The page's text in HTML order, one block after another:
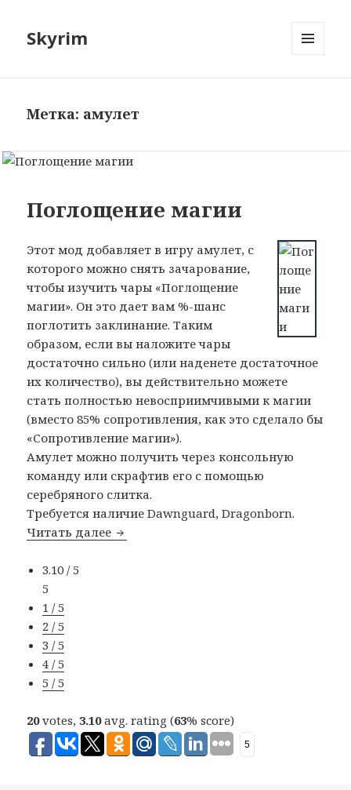
Skyrim
Метка: амулет
Поглощение магии
Этот мод добавляет в игру амулет, с
которого можно снять зачарование,
чтобы изучить чары «Поглощение
магии». Он это дает вам %-шанс
поглотить заклинание. Таким
образом, если вы наложите чары
достаточно сильно (или наденете достаточное
их количество), вы действительно можете
стать полностью невосприимчивыми к магии
(вместо 85% сопротивления, как это сделало бы
«Сопротивление магии»).
Амулет можно получить через консольную
команду или скрафтив его с помощью
серебряного слитка.
Требуется наличие Dawnguard, Dragonborn.
Читать далее Поглощение магии
3.10 / 5
5
1 / 5
2 / 5
3 / 5
4 / 5
5 / 5
20votes, 3.10avg. rating (63% score)
5